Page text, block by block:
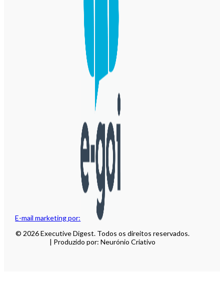
E-mail marketing por:
© 2026 Executive Digest. Todos os direitos reservados.
| Produzido por: Neurónio Criativo